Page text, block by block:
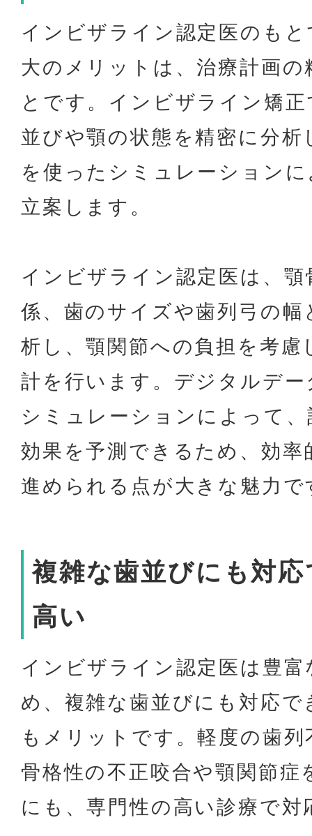
インビザライン認定医のも
大のメリットは、治療計画
とです。インビザライン矯
並びや顎の状態を精密に分
を使ったシミュレーション
立案します。
インビザライン認定医は、
係、歯のサイズや歯列弓の
析し、顎関節への負担を考慮
計を行います。デジタルデ
シミュレーションによって
効果を予測できるため、効
進められる点が大きな魅力で
複雑な歯並びにも対
高い
インビザライン認定医は豊
め、複雑な歯並びにも対応
もメリットです。軽度の歯
骨格性の不正咬合や顎関節症
にも、専門性の高い診療で対